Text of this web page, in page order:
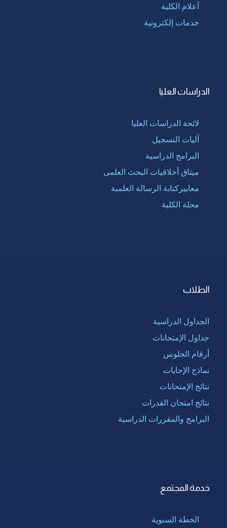
أعلام الكلية
خدمات إلكترونية
الدراسات العليا
لائحة الدراسات العليا
آليات التسجيل
البرامج الدراسية
ميثاق أخلاقيات البحث العلمى
معاييركتابة الرسالة العلمية
مجلة الكلية
الطلاب
الجداول الدراسية
جداول الإمتحانات
أرقام الجلوس
نماذج الإجابات
نتائج الإمتحانات
نتائج امتحان القدرات
البرامج والمقررات الدراسية
خدمة المجتمع
الخطة السنوية